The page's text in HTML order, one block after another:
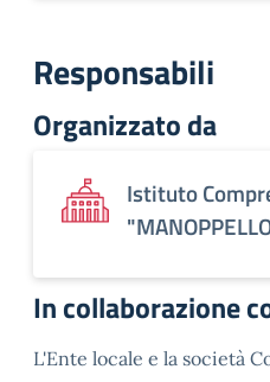
Responsabili
Organizzato da
Istituto
In collaborazione
L'Ente locale e la società